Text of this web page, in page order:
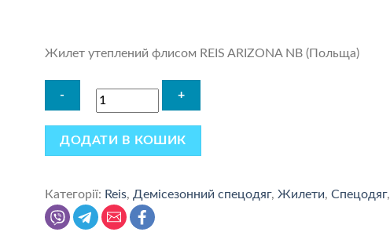
Жилет утеплений флисом REIS ARIZONA NB (Польща)
ДОДАТИ В КОШИК
Категорії: Reis, Демісезонний спецодяг, Жилети, Спецодяг,